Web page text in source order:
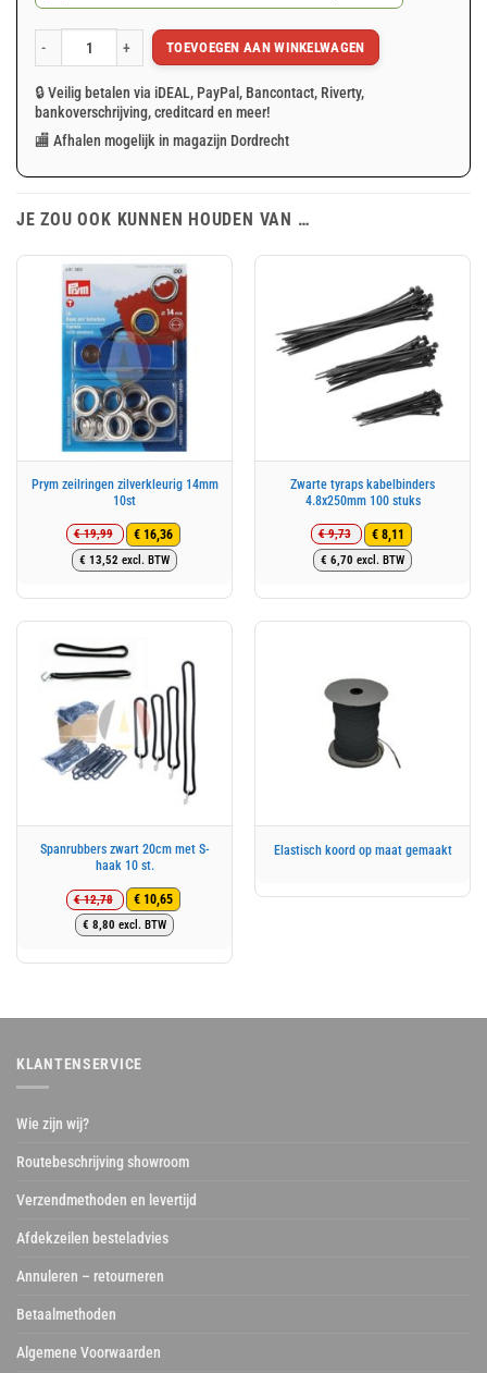
Wit afdekzeil 10x12m 150gr/m² NVO Brandvertragend aantal
TOEVOEGEN AAN WINKELWAGEN
🔒 Veilig betalen via iDEAL, PayPal, Bancontact, Riverty,
bankoverschrijving, creditcard en meer!
🏬 Afhalen mogelijk in magazijn Dordrecht
JE ZOU OOK KUNNEN HOUDEN VAN …
Prym zeilringen zilverkleurig 14mm
10st
€19,99
Oorspronkelijke
prijs
€ 19,99.
€ 16,36
Huidige
prijs
€ 16,36.
€ 13,52 excl. BTW
Zwarte tyraps kabelbinders
4.8x250mm 100 stuks
€9,73
Oorspronkelijke
prijs
€ 9,73.
€ 8,11
Huidige
prijs
€ 8,11.
€ 6,70 excl. BTW
Spanrubbers zwart 20cm met S-
haak 10 st.
€12,78
Oorspronkelijke
prijs
€ 12,78.
€ 10,65
Huidige
prijs
€ 10,65.
€ 8,80 excl. BTW
Elastisch koord op maat gemaakt
KLANTENSERVICE
Wie zijn wij?
Routebeschrijving showroom
Verzendmethoden en levertijd
Afdekzeilen besteladvies
Annuleren – retourneren
Betaalmethoden
Algemene Voorwaarden